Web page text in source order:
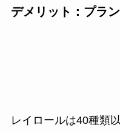
デメリット：プラ
レイロールは40種類